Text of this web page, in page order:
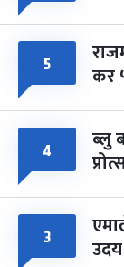
५ कर
४ ब्लु
३